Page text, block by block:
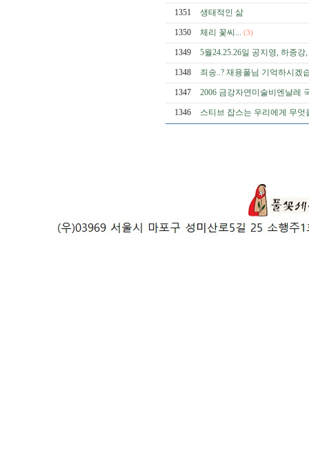
1351 생태적인 삶
1350 체리 꽃씨... (3)
1349 5월24.25.26일 공지영, 하종
1348 죄송..? 재용풀님 기억하시겠
1347 2006 금강자연미술비엔날레
1346 스티브 잡스는 우리에게 무엇